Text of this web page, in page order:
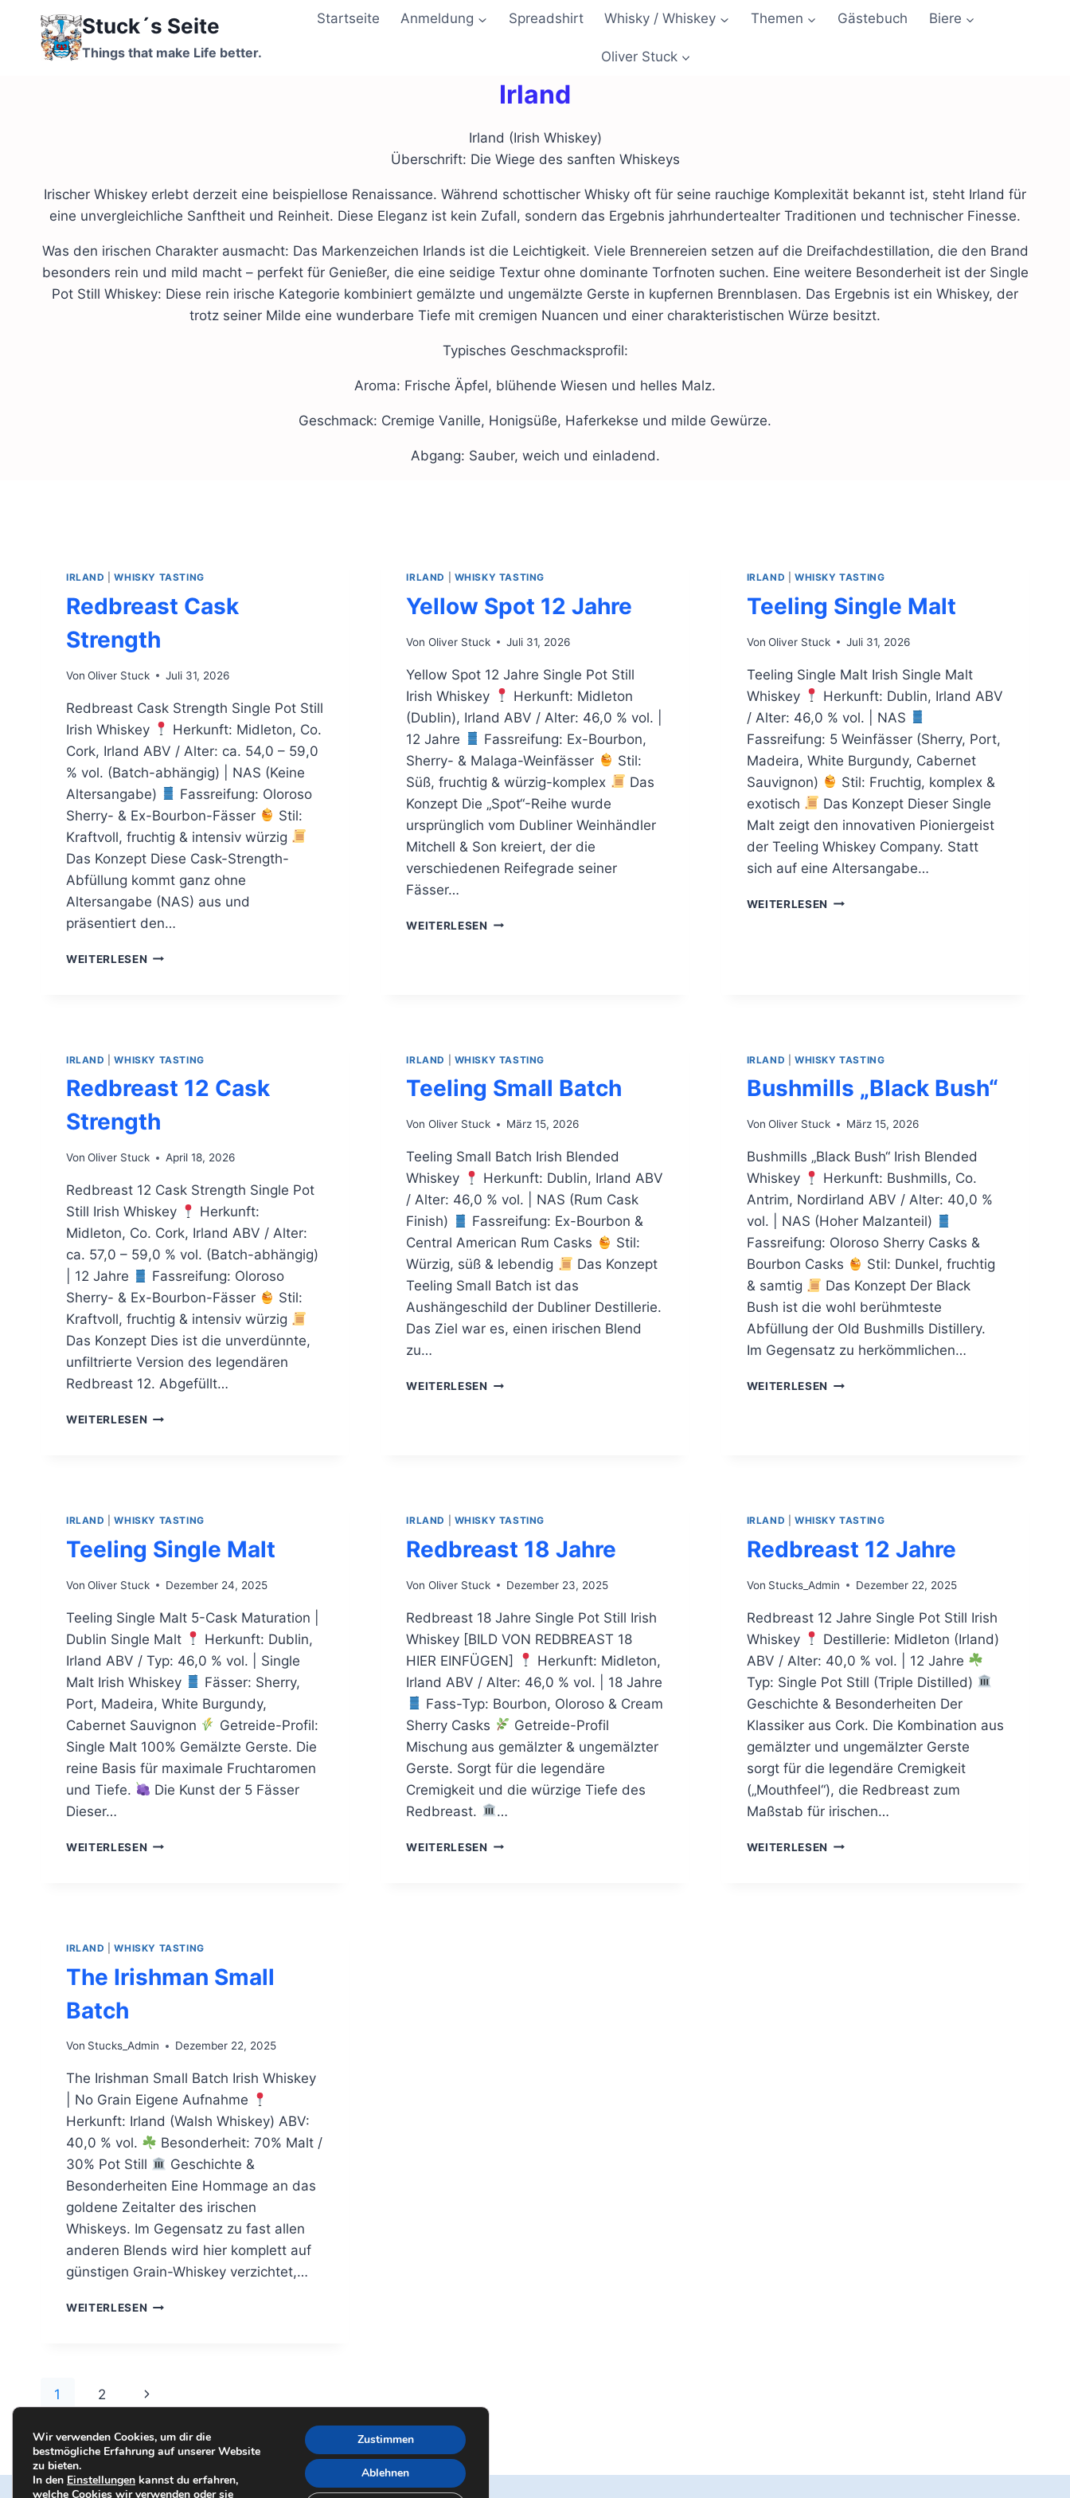
springen
Stuck´s Seite
Things that make Life better.
Startseite Anmeldung Spreadshirt Whisky / Whiskey Themen Gästebuch Biere
Oliver Stuck
Irland
Irland (Irish Whiskey)
Überschrift: Die Wiege des sanften Whiskeys
Irischer Whiskey erlebt derzeit eine beispiellose Renaissance. Während schottischer Whisky oft für seine rauchige Komplexität bekannt ist, steht Irland für
eine unvergleichliche Sanftheit und Reinheit. Diese Eleganz ist kein Zufall, sondern das Ergebnis jahrhundertealter Traditionen und technischer Finesse.
Was den irischen Charakter ausmacht: Das Markenzeichen Irlands ist die Leichtigkeit. Viele Brennereien setzen auf die Dreifachdestillation, die den Brand
besonders rein und mild macht – perfekt für Genießer, die eine seidige Textur ohne dominante Torfnoten suchen. Eine weitere Besonderheit ist der Single
Pot Still Whiskey: Diese rein irische Kategorie kombiniert gemälzte und ungemälzte Gerste in kupfernen Brennblasen. Das Ergebnis ist ein Whiskey, der
trotz seiner Milde eine wunderbare Tiefe mit cremigen Nuancen und einer charakteristischen Würze besitzt.
Typisches Geschmacksprofil:
Aroma: Frische Äpfel, blühende Wiesen und helles Malz.
Geschmack: Cremige Vanille, Honigsüße, Haferkekse und milde Gewürze.
Abgang: Sauber, weich und einladend.
IRLAND |WHISKY TASTING
Redbreast Cask
Strength
Von Oliver Stuck Juli 31, 2026
Redbreast Cask Strength Single Pot Still
Irish Whiskey
Herkunft: Midleton, Co.
Cork, Irland ABV / Alter: ca. 54,0 – 59,0
% vol. (Batch-abhängig) | NAS (Keine
Altersangabe)
Fassreifung: Oloroso
Sherry- & Ex-Bourbon-Fässer
Stil:
Kraftvoll, fruchtig & intensiv würzig
Das Konzept Diese Cask-Strength-
Abfüllung kommt ganz ohne
Altersangabe (NAS) aus und
präsentiert den…
WEITERLESEN REDBREAST
IRLAND WHISKY TASTING
Yellow Spot 12 Jahre
Von Oliver Stuck Juli 31, 2026
Yellow Spot 12 Jahre Single Pot Still
Irish Whiskey
Herkunft: Midleton
(Dublin), Irland ABV / Alter: 46,0 % vol. |
12 Jahre
Fassreifung: Ex-Bourbon,
Sherry- & Malaga-Weinfässer
Stil:
Süß, fruchtig & würzig-komplex
Das
Konzept Die „Spot“-Reihe wurde
ursprünglich vom Dubliner Weinhändler
Mitchell & Son kreiert, der die
verschiedenen Reifegrade seiner
Fässer…
WEITERLESEN YELLOW
IRLAND |WHISKY TASTING
Teeling Single Malt
Von Oliver Stuck Juli 31, 2026
Teeling Single Malt Irish Single Malt
Whiskey
Herkunft: Dublin, Irland ABV
/ Alter: 46,0 % vol. | NAS
Fassreifung: 5 Weinfässer (Sherry, Port,
Madeira, White Burgundy, Cabernet
Sauvignon)
Stil: Fruchtig, komplex &
exotisch
Das Konzept Dieser Single
Malt zeigt den innovativen Pioniergeist
der Teeling Whiskey Company. Statt
sich auf eine Altersangabe…
WEITERLESEN TEELING
IRLAND |WHISKY TASTING
Redbreast 12 Cask
Strength
Von Oliver Stuck April 18, 2026
Redbreast 12 Cask Strength Single Pot
Still Irish Whiskey
Herkunft:
Midleton, Co. Cork, Irland ABV / Alter:
ca. 57,0 – 59,0 % vol. (Batch-abhängig)
| 12 Jahre
Fassreifung: Oloroso
Sherry- & Ex-Bourbon-Fässer
Stil:
Kraftvoll, fruchtig & intensiv würzig
Das Konzept Dies ist die unverdünnte,
unfiltrierte Version des legendären
Redbreast 12. Abgefüllt…
WEITERLESEN REDBREAST
IRLAND WHISKY TASTING
Teeling Small Batch
Von Oliver Stuck März 15, 2026
Teeling Small Batch Irish Blended
Whiskey
Herkunft: Dublin, Irland ABV
/ Alter: 46,0 % vol. | NAS (Rum Cask
Finish)
Fassreifung: Ex-Bourbon &
Central American Rum Casks
Stil:
Würzig, süß & lebendig
Das Konzept
Teeling Small Batch ist das
Aushängeschild der Dubliner Destillerie.
Das Ziel war es, einen irischen Blend
zu…
WEITERLESEN TEELING
IRLAND |WHISKY TASTING
Bushmills „Black Bush“
Von Oliver Stuck März 15, 2026
Bushmills „Black Bush“ Irish Blended
Whiskey
Herkunft: Bushmills, Co.
Antrim, Nordirland ABV / Alter: 40,0 %
vol. | NAS (Hoher Malzanteil)
Fassreifung: Oloroso Sherry Casks &
Bourbon Casks
Stil: Dunkel, fruchtig
& samtig
Das Konzept Der Black
Bush ist die wohl berühmteste
Abfüllung der Old Bushmills Distillery.
Im Gegensatz zu herkömmlichen…
WEITERLESEN BUSHMILLS
IRLAND |WHISKY TASTING
Teeling Single Malt
Von Oliver Stuck Dezember 24, 2025
Teeling Single Malt 5-Cask Maturation |
Dublin Single Malt
Herkunft: Dublin,
Irland ABV / Typ: 46,0 % vol. | Single
Malt Irish Whiskey
Fässer: Sherry,
Port, Madeira, White Burgundy,
Cabernet Sauvignon
Getreide-Profil:
Single Malt 100% Gemälzte Gerste. Die
reine Basis für maximale Fruchtaromen
und Tiefe.
Die Kunst der 5 Fässer
Dieser…
WEITERLESEN TEELING
IRLAND WHISKY TASTING
Redbreast 18 Jahre
Von Oliver Stuck Dezember 23, 2025
Redbreast 18 Jahre Single Pot Still Irish
Whiskey [BILD VON REDBREAST 18
HIER EINFÜGEN]
Herkunft: Midleton,
Irland ABV / Alter: 46,0 % vol. | 18 Jahre
Fass-Typ: Bourbon, Oloroso & Cream
Sherry Casks
Getreide-Profil
Mischung aus gemälzter & ungemälzter
Gerste. Sorgt für die legendäre
Cremigkeit und die würzige Tiefe des
Redbreast.
…
WEITERLESEN REDBREAST
IRLAND |WHISKY TASTING
Redbreast 12 Jahre
Von Stucks_Admin Dezember 22, 2025
Redbreast 12 Jahre Single Pot Still Irish
Whiskey
Destillerie: Midleton (Irland)
ABV / Alter: 40,0 % vol. | 12 Jahre
Typ: Single Pot Still (Triple Distilled)
Geschichte & Besonderheiten Der
Klassiker aus Cork. Die Kombination aus
gemälzter und ungemälzter Gerste
sorgt für die legendäre Cremigkeit
(„Mouthfeel“), die Redbreast zum
Maßstab für irischen…
WEITERLESEN REDBREAST
IRLAND |WHISKY TASTING
The Irishman Small
Batch
Von Stucks_Admin Dezember 22, 2025
The Irishman Small Batch Irish Whiskey
| No Grain Eigene Aufnahme
Herkunft: Irland (Walsh Whiskey) ABV:
40,0 % vol.
Besonderheit: 70% Malt /
30% Pot Still
Geschichte &
Besonderheiten Eine Hommage an das
goldene Zeitalter des irischen
Whiskeys. Im Gegensatz zu fast allen
anderen Blends wird hier komplett auf
günstigen Grain-Whiskey verzichtet,…
WEITERLESEN THE
Seitennavigation
1 2
Nächste
Wir verwenden Cookies, um dir die
bestmögliche Erfahrung auf unserer Website
zu bieten.
In den Einstellungen kannst du erfahren,
welche Cookies wir verwenden oder sie
Zustimmen
Ablehnen